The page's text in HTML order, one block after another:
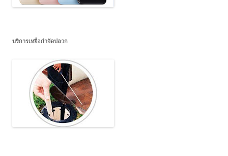
บริการเหยื่อกำจัดปลวก